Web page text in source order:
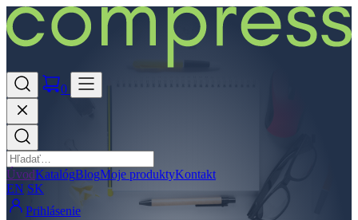
0
ÚvodKatalógBlogMoje produktyKontakt
EN SK
Prihlásenie